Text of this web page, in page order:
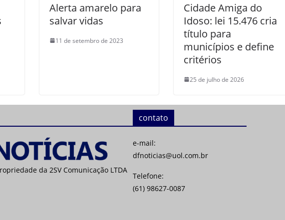
Alerta amarelo para
salvar vidas
11 de setembro de 2023
Cidade Amiga do
Idoso: lei 15.476 cria
título para
municípios e define
critérios
25 de julho de 2026
da 2SV Comunicação LTDA
contato
e-mail:
dfnoticias@uol.com.br
Telefone:
(61) 98627-0087